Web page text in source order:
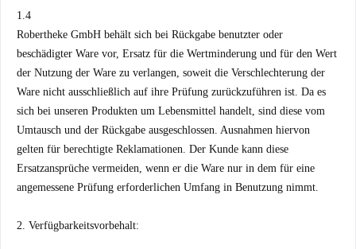
1.4
Robertheke GmbH behält sich bei Rückgabe benutzter oder
beschädigter Ware vor, Ersatz für die Wertminderung und für den Wert
der Nutzung der Ware zu verlangen, soweit die Verschlechterung der
Ware nicht ausschließlich auf ihre Prüfung zurückzuführen ist. Da es
sich bei unseren Produkten um Lebensmittel handelt, sind diese vom
Umtausch und der Rückgabe ausgeschlossen. Ausnahmen hiervon
gelten für berechtigte Reklamationen. Der Kunde kann diese
Ersatzansprüche vermeiden, wenn er die Ware nur in dem für eine
angemessene Prüfung erforderlichen Umfang in Benutzung nimmt.
2. Verfügbarkeitsvorbehalt: